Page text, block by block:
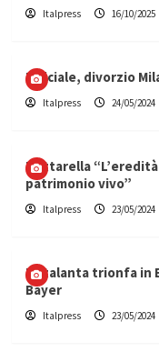
Italpress 16/10/2025
Ufficiale, divorzio
Italpress 24/05/2024
Mattarella
patrimonio vivo”
Italpress 23/05/2024
L’Atalanta trionfa in
Bayer
Italpress 23/05/2024